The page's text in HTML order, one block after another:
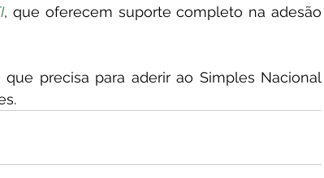
, que oferecem suporte completo na adesão
precisa para aderir ao Simples Nacional